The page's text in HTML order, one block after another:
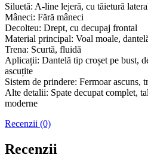
Siluetă: A-line lejeră, cu tăietură
Mâneci: Fără mâneci
Decolteu: Drept, cu decupaj frontal
Material principal: Voal moale,
Trena: Scurtă, fluidă
Aplicații: Dantelă tip croșet pe bust,
ascuțite
Sistem de prindere: Fermoar ascuns,
Alte detalii: Spate decupat complet,
moderne
Recenzii (0)
Recenzii